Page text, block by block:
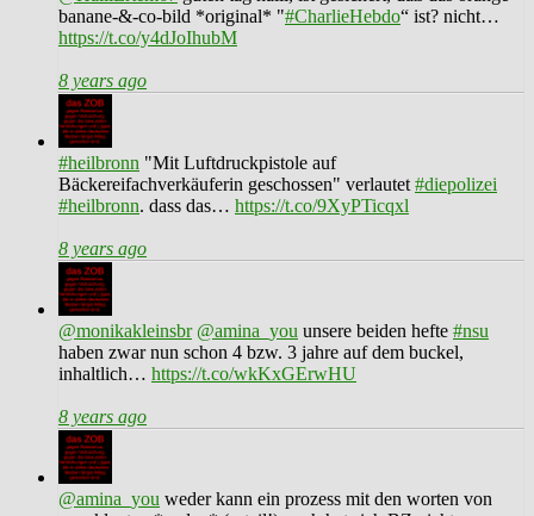
banane-&-co-bild *original* "#CharlieHebdo“ ist? nicht…
https://t.co/y4dJoIhubM
8 years ago
#heilbronn "Mit Luftdruckpistole auf
Bäckereifachverkäuferin geschossen" verlautet #diepolizei
#heilbronn. dass das… https://t.co/9XyPTicqxl
8 years ago
@monikakleinsbr @amina_you unsere beiden hefte #nsu
haben zwar nun schon 4 bzw. 3 jahre auf dem buckel,
inhaltlich… https://t.co/wkKxGErwHU
8 years ago
@amina_you weder kann ein prozess mit den worten von